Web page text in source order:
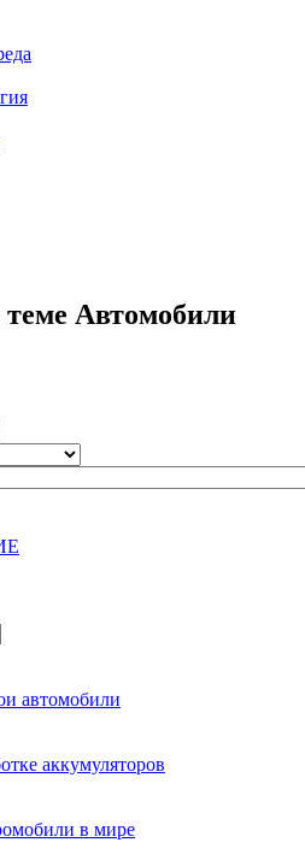
Автомобили
автомобили
аккумуляторов
в мире